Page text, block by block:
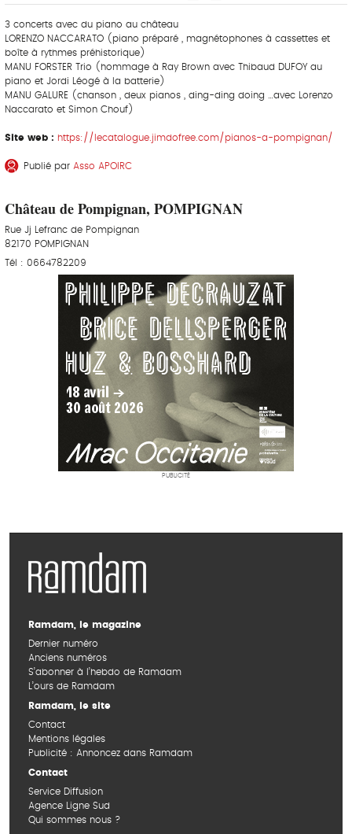
3 concerts avec du piano au château
LORENZO NACCARATO (piano préparé , magnétophones à cassettes et
boîte à rythmes préhistorique)
MANU FORSTER Trio (hommage à Ray Brown avec Thibaud DUFOY au
piano et Jordi Léogé à la batterie)
MANU GALURE (chanson , deux pianos , ding-ding doing …avec Lorenzo
Naccarato et Simon Chouf)
Site web : https://lecatalogue.jimdofree.com/pianos-a-pompignan/
Publié par Asso APOIRC
Château de Pompignan, POMPIGNAN
Rue Jj Lefranc de Pompignan
82170 POMPIGNAN
Tél : 0664782209
PUBLICITÉ
Ramdam, le magazine
Dernier numéro
Anciens numéros
S’abonner à l’hebdo de Ramdam
L’ours de Ramdam
Ramdam, le site
Contact
Mentions légales
Publicité : Annoncez dans Ramdam
Contact
Service Diffusion
Agence Ligne Sud
Qui sommes nous ?